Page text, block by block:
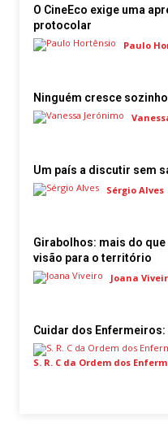
O CineEco exige uma
protocolar
Paulo
Ninguém cresce sozinho
Um país a discutir sem
Sérgio Alves
Girabolhos: mais do
visão para o território
Joana
Cuidar dos
S. R. C da Ordem dos